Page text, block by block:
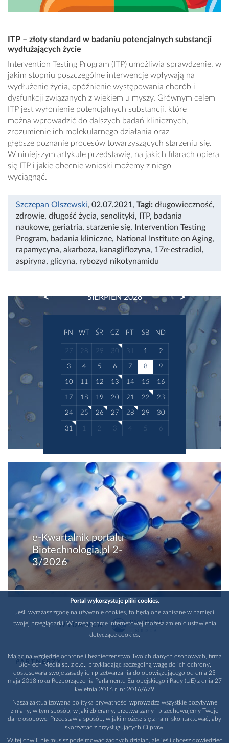
ITP – złoty standard w badaniu potencjalnych substancji
wydłużających życie
Intervention Testing Program (ITP) umożliwia sprawdzenie, w
jakim stopniu poszczególne interwencje wpływają na
wydłużenie życia, opóźnienie występowania chorób i
dysfunkcji związanych z wiekiem u myszy. Głównym celem
ITP jest wyłonienie potencjalnych substancji, które
można wprowadzić do dalszych badań klinicznych,
zrozumienie ich molekularnego działania oraz
głębsze poznanie procesów towarzyszących starzeniu się.
W niniejszym artykule przedstawię, na jakich filarach opiera
się ITP i jakie obecnie wnioski możemy z niego
wyciągnąć.
Szczepan Olszewski, 02.07.2021 , Tagi: długowieczność,
zdrowie, długość życia, senolityki, ITP, badania
naukowe, geriatria, starzenie się,
Intervention Testing
Program, badania kliniczne, National Institute on Aging,
rapamycyna, akarboza, kanagliflozyna, 17α-estradiol ,
aspiryna, glicyna, rybozyd nikotynamidu
SIERPIEŃ 2026
PREVIOUS NEXT
PN WT ŚR CZ PT SB ND
27 28 29 30 31 1 2
3 4 5 6 7 8 9
10 11 12 13 14 15 16
17 18 19 20 21 22 23
24 25 26 27 28 29 30
31 1 2 3 4 5 6
e-Kwartalnik portalu
Biotechnologia.pl 2-
3/2026
WYDAWCA
PARTNERZY
Portal wykorzystuje pliki cookies.
Jeśli wyrażasz zgodę na używanie cookies, to będą one zapisane w pamięci
twojej przeglądarki. W przeglądarce internetowej możesz zmienić ustawienia
dotyczące cookies.
Mając na względzie ochronę i bezpieczeństwo Twoich danych osobowych, firma
Bio-Tech Media sp. z o.o., przykładając szczególną wagę do ich ochrony,
dostosowała swoje zasady ich przetwarzania do obowiązującego od dnia 25
maja 2018 roku Rozporządzenia Parlamentu Europejskiego i Rady (UE) z dnia 27
kwietnia 2016 r. nr 2016/679
Nasza zaktualizowana polityka prywatności wprowadza wszystkie pozytywne
zmiany, w tym sposób, w jaki zbieramy, przetwarzamy i przechowujemy Twoje
dane osobowe. Przedstawia sposób, w jaki możesz się z nami skontaktować, aby
skorzystać z przysługujących Ci praw.
W tej chwili nie musisz podejmować żadnych działań, ale jeśli chcesz dowiedzieć